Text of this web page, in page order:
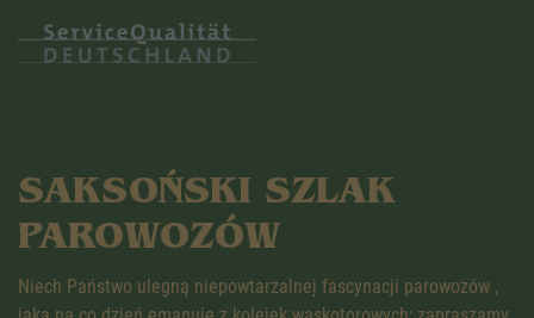
SAKSOŃSKI SZLAK
PAROWOZÓW
Niech Państwo ulegną niepowtarzalnej fascynacji parowozów ,